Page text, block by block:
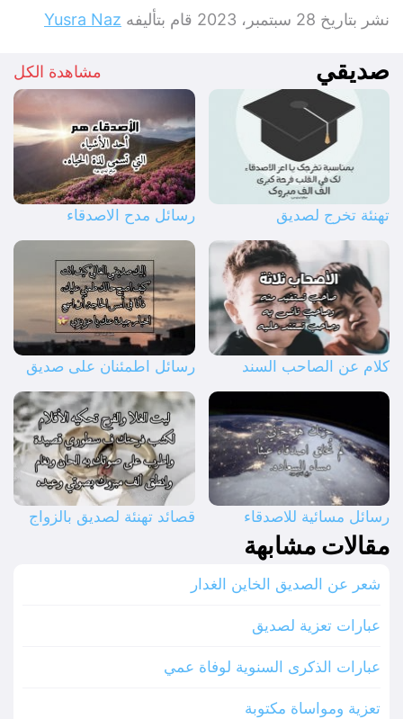
نشر بتاريخ 28 سبتمبر، 2023 قام بتأليفه Yusra Naz
صديقي مشاهدة الكل
تهنئة تخرج لصديق رسائل مدح الاصدقاء
كلام عن الصاحب السند رسائل اطمئنان على صديق
رسائل مسائية للاصدقاء قصائد تهنئة لصديق بالزواج
مقالات مشابهة
شعر عن الصديق الخاين الغدار
عبارات تعزية لصديق
عبارات الذكرى السنوية لوفاة عمي
تعزية ومواساة مكتوبة